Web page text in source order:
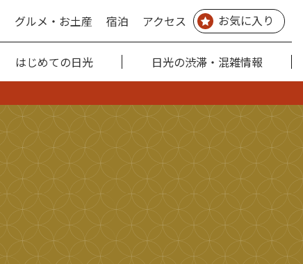
グルメ・お土産 宿泊 アクセス お気に入り
はじめての日光 日光の渋滞・混雑情報